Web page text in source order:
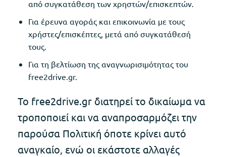
από συγκατάθεση των χρηστών/επισκεπτών.
Για έρευνα αγοράς και επικοινωνία με τους
χρήστες/επισκέπτες, μετά από συγκατάθεσή
τους.
Για τη βελτίωση της αναγνωρισιμότητας του
free2drive.gr.
Το free2drive.gr διατηρεί το δικαίωμα να
τροποποιεί και να αναπροσαρμόζει την
παρούσα Πολιτική όποτε κρίνει αυτό
αναγκαίο, ενώ οι εκάστοτε αλλαγές